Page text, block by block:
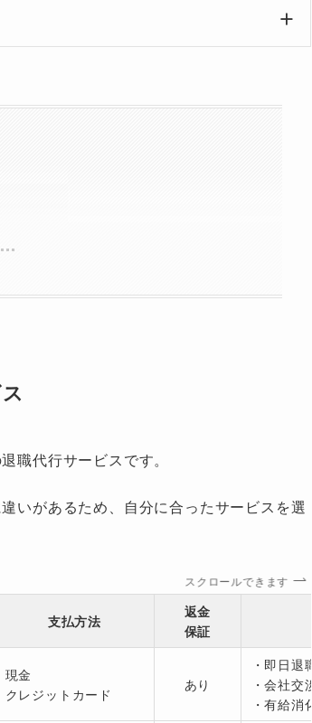
職代行サービスです。
いがあるため、自分に合ったサービスを選
スクロールできます
支払方法
返金
保証
現金
クレジットカード
あり
・即日退職
・会社交渉
・有給消化